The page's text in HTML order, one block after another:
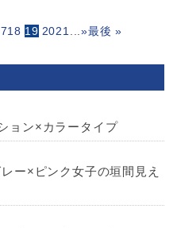
18 19 2021 ...»最後 »
ョン×カラータイプ
ー×ピンク女子の垣間見え